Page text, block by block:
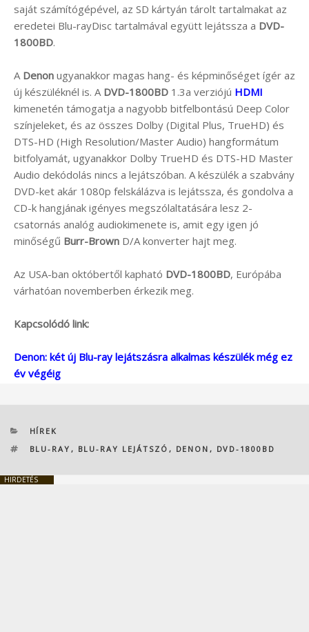
saját számítógépével, az SD kártyán tárolt tartalmakat az
eredetei Blu-rayDisc tartalmával együtt lejátssza a DVD-
1800BD.
A Denon ugyanakkor magas hang- és képminőséget ígér az
új készüléknél is. A DVD-1800BD 1.3a verziójú HDMI
kimenetén támogatja a nagyobb bitfelbontású Deep Color
színjeleket, és az összes Dolby (Digital Plus, TrueHD) és
DTS-HD (High Resolution/Master Audio) hangformátum
bitfolyamát, ugyanakkor Dolby TrueHD és DTS-HD Master
Audio dekódolás nincs a lejátszóban. A készülék a szabvány
DVD-ket akár 1080p felskálázva is lejátssza, és gondolva a
CD-k hangjának igényes megszólaltatására lesz 2-
csatornás analóg audiokimenete is, amit egy igen jó
minőségű Burr-Brown D/A konverter hajt meg.
Az USA-ban októbertől kapható DVD-1800BD, Európába
várhatóan novemberben érkezik meg.
Kapcsolódó link:
Denon: két új Blu-ray lejátszásra alkalmas készülék még ez
év végéig
KATEGÓRIÁK
HÍREK
CÍMKÉK
BLU-RAY , BLU-RAY LEJÁTSZÓ , DENON , DVD-1800BD
HIRDETÉS